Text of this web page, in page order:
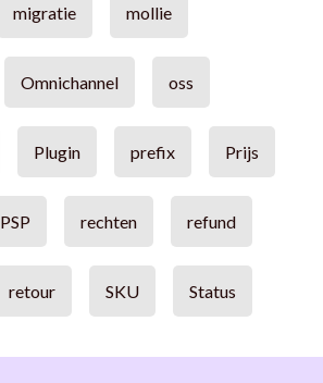
migratie mollie
Omnichannel oss
Plugin prefix Prijs
PSP rechten refund
retour SKU Status